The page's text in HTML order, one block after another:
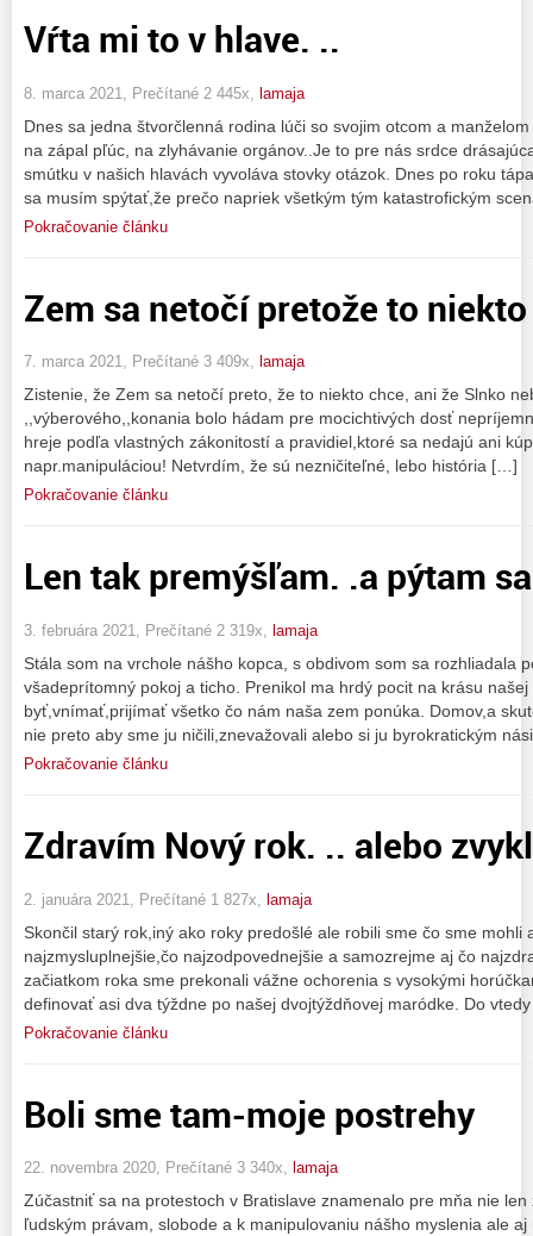
Vŕta mi to v hlave. ..
8. marca 2021, Prečítané 2 445x, lamaja
Dnes sa jedna štvorčlenná rodina lúči so svojim otcom a
na zápal pľúc, na zlyhávanie orgánov..Je to pre nás srdce
smútku v našich hlavách vyvoláva stovky otázok. Dnes po roku
sa musím spýtať,že prečo napriek všetkým tým katastrofickým
Pokračovanie článku
Zem sa netočí pretože to
7. marca 2021, Prečítané 3 409x, lamaja
Zistenie, že Zem sa netočí preto, že to niekto chce, ani že Slnko
,,výberového,,konania bolo hádam pre mocichtivých dosť
hreje podľa vlastných zákonitostí a pravidiel,ktoré sa nedajú ani
napr.manipuláciou! Netvrdím, že sú nezničiteľné, lebo história […]
Pokračovanie článku
Len tak premýšľam. .a pýtam
3. februára 2021, Prečítané 2 319x, lamaja
Stála som na vrchole nášho kopca, s obdivom som sa rozhliadala
všadeprítomný pokoj a ticho. Prenikol ma hrdý pocit na krásu
byť,vnímať,prijímať všetko čo nám naša zem ponúka. Domov,a
nie preto aby sme ju ničili,znevažovali alebo si ju byrokratickým
Pokračovanie článku
Zdravím Nový rok. .. alebo
2. januára 2021, Prečítané 1 827x, lamaja
Skončil starý rok,iný ako roky predošlé ale robili sme čo sme mohli
najzmysluplnejšie,čo najzodpovednejšie a samozrejme aj čo
začiatkom roka sme prekonali vážne ochorenia s vysokými
definovať asi dva týždne po našej dvojtýždňovej maródke. Do
Pokračovanie článku
Boli sme tam-moje postrehy
22. novembra 2020, Prečítané 3 340x, lamaja
Zúčastniť sa na protestoch v Bratislave znamenalo pre mňa nie
ľudským právam, slobode a k manipulovaniu nášho myslenia ale